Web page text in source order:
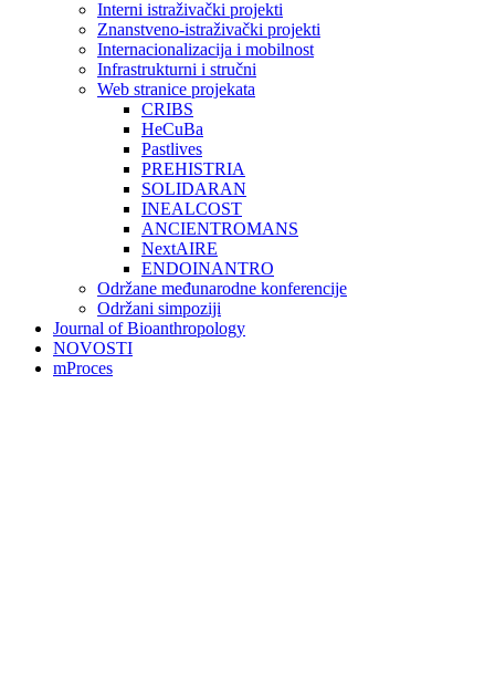
Interni istraživački projekti
Znanstveno-istraživački projekti
Internacionalizacija i mobilnost
Infrastrukturni i stručni
Web stranice projekata
CRIBS
HeCuBa
Pastlives
PREHISTRIA
SOLIDARAN
INEALCOST
ANCIENTROMANS
NextAIRE
ENDOINANTRO
Održane međunarodne konferencije
Održani simpoziji
Journal of Bioanthropology
NOVOSTI
mProces